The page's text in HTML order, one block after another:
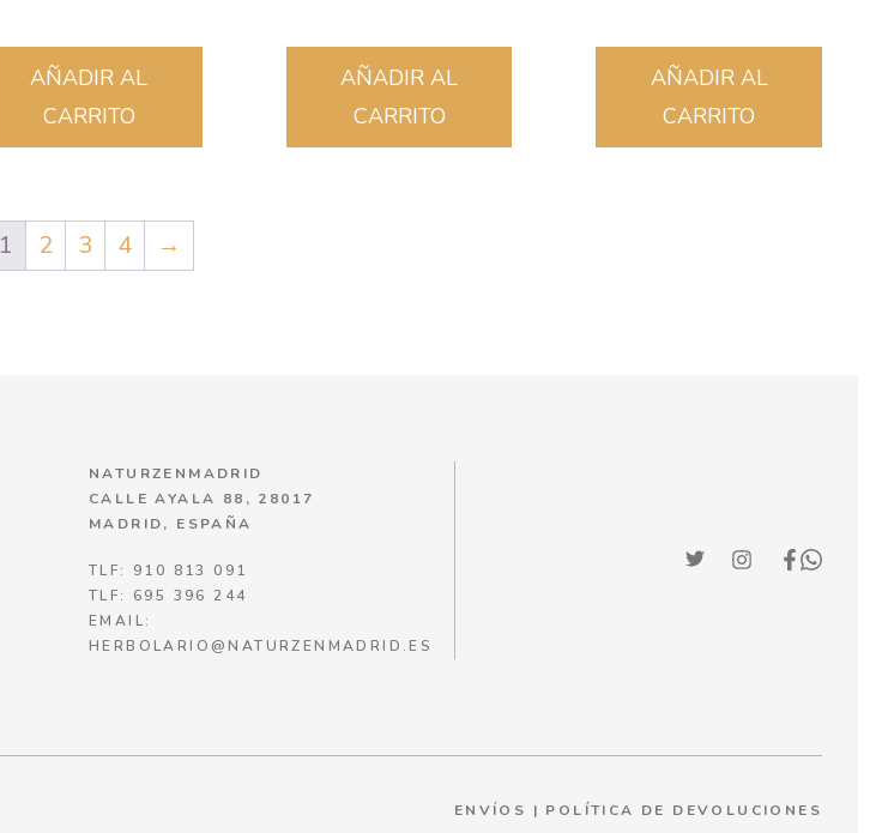
AÑADIR AL
CARRITO
AÑADIR AL
CARRITO
AÑADIR AL
CARRITO
1 2 3 4 →
NATURZENMADRID
CALLE AYALA 88, 28017
MADRID, ESPAÑA
TLF: 910 813 091
TLF: 695 396 244
EMAIL:
HERBOLARIO@NATURZENMADRID.ES
ENVÍOS | POLÍTICA DE DEVOLUCIONES